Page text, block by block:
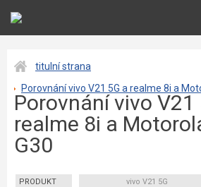
titulní strana
Porovnání vivo V21 5G a realme 8i a
Porovnání vivo V21
realme 8i a
G30
PRODUKT vivo V21 5G